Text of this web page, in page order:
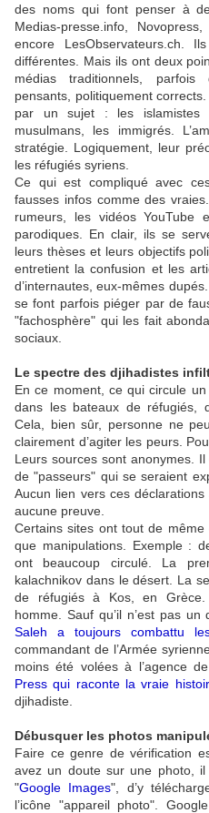
des noms qui font penser à
Medias-presse.info,
encore LesObservateurs.ch.
différentes. Mais ils ont deux
médias traditionnels,
pensants, politiquement
par un sujet : les islamistes
musulmans, les immigrés.
stratégie. Logiquement, leur
les réfugiés syriens.
Ce qui est compliqué avec
fausses infos comme des
rumeurs, les vidéos
parodiques. En clair, ils se
leurs thèses et leurs objectifs
entretient la confusion et les
d’internautes, eux-mêmes
se font parfois piéger par de
"fachosphère" qui les fait
sociaux.
Le spectre des djihadistes
En ce moment, ce qui circule un
dans les bateaux de réfugiés,
Cela, bien sûr, personne ne
clairement d’agiter les peurs.
Leurs sources sont anonymes.
de "passeurs" qui se seraient
Aucun lien vers ces déclarations
aucune preuve.
Certains sites ont tout de
que manipulations. Exemple :
ont beaucoup circulé. La
kalachnikov dans le désert. La
de réfugiés à Kos, en Grèce.
homme. Sauf qu’il n’est pas un
Saleh a toujours combattu
commandant de l’Armée
moins été volées à l’agence
Press qui raconte la vraie
djihadiste.
Débusquer les photos
Faire ce genre de vérification
avez un doute sur une photo,
"Google Images", d’y
l’icône "appareil photo".